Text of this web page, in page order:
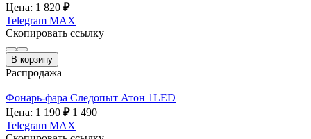
Цена: 1 820 ₽
Telegram MAX
Скопировать ссылку
В корзину
Распродажа
Фонарь-фара Следопыт Атон 1LED
Цена: 1 190 ₽ 1 490
Telegram MAX